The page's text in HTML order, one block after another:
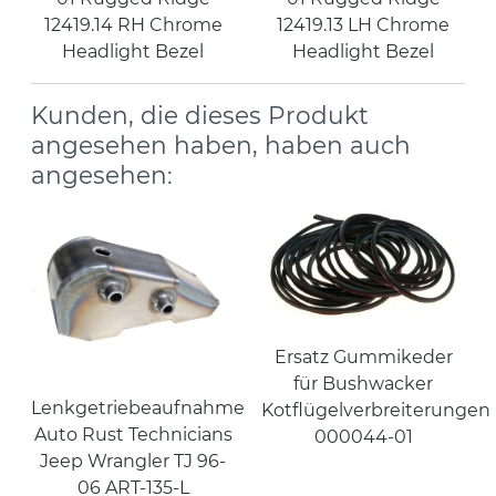
12419.14 RH Chrome
Headlight Bezel
12419.13 LH Chrome
Headlight Bezel
Kunden, die dieses Produkt
angesehen haben, haben auch
angesehen:
Lenkgetriebeaufnahme
Auto Rust Technicians
Jeep Wrangler TJ 96-
06 ART-135-L
Ersatz Gummikeder
für Bushwacker
Kotflügelverbreiterungen
000044-01